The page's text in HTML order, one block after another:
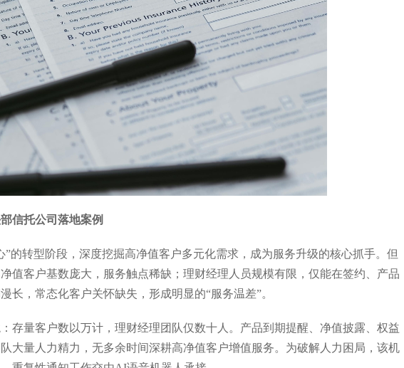
信托公司落地案例
的转型阶段，深度挖掘高净值客户多元化需求，成为服务升级的核心抓手。但
值客户基数庞大，服务触点稀缺；理财经理人员规模有限，仅能在签约、产品
长，常态化客户关怀缺失，形成明显的“服务温差”。
存量客户数以万计，理财经理团队仅数十人。产品到期提醒、净值披露、权益
大量人力精力，无多余时间深耕高净值客户增值服务。为破解人力困局，该机